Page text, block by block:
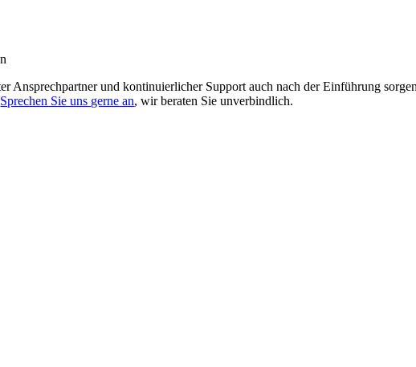
Ansprechpartner und kontinuierlicher Support auch nach der Einführung
Sprechen Sie uns gerne an, wir beraten Sie unverbindlich.